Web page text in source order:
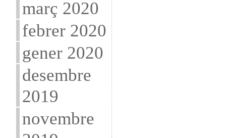
març 2020
febrer 2020
gener 2020
desembre
2019
novembre